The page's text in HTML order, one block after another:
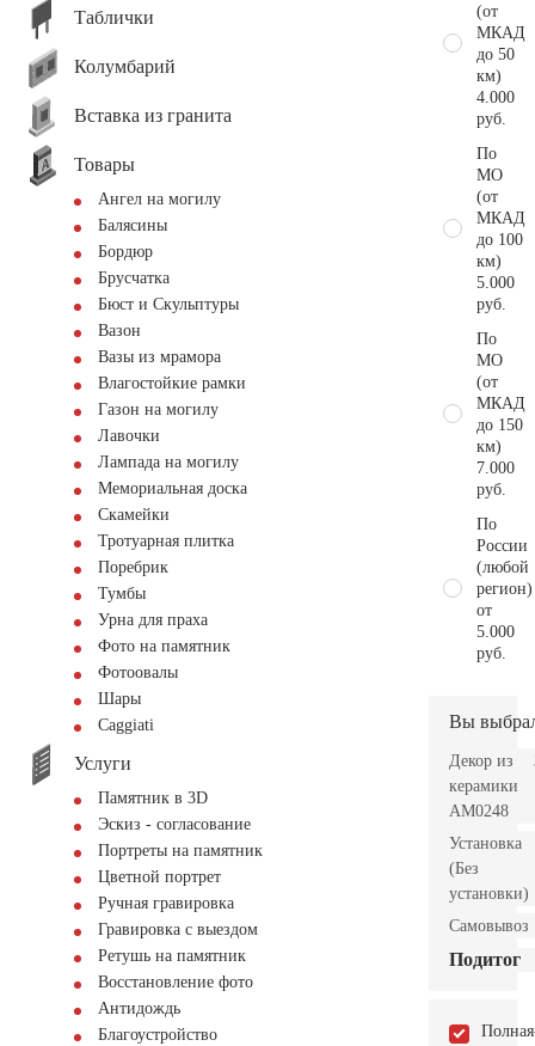
Таблички
Колумбарий
Вставка из гранита
Товары
Ангел на могилу
Балясины
Бордюр
Брусчатка
Бюст и Скульптуры
Вазон
Вазы из мрамора
Влагостойкие рамки
Газон на могилу
Лавочки
Лампада на могилу
Мемориальная доска
Скамейки
Тротуарная плитка
Поребрик
Тумбы
Урна для праха
Фото на памятник
Фотоовалы
Шары
Сaggiati
Услуги
Памятник в 3D
Эскиз - согласование
Портреты на памятник
Цветной портрет
Ручная гравировка
Гравировка с выездом
Ретушь на памятник
Восстановление фото
Антидождь
Благоустройство
(от
МКАД
до 50
км)
4.000
руб.
По
МО
(от
МКАД
до 100
км)
5.000
руб.
По
МО
(от
МКАД
до 150
км)
7.000
руб.
По
России
(любой
регион)
от
5.000
руб.
Вы
Декор из
керамики
AM0248
Установка
(Без
установки)
Самовывоз
Подитог
Полная